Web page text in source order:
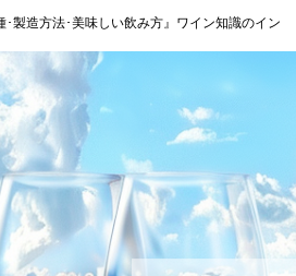
製造方法･美味しい飲み方』ワイン知識のイン